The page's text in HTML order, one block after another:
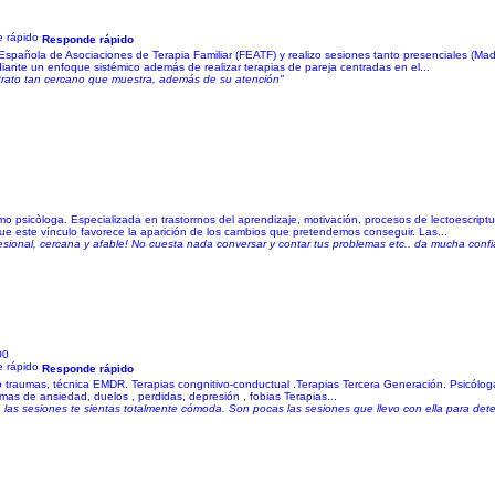
Responde rápido
de Asociaciones de Terapia Familiar (FEATF) y realizo sesiones tanto presenciales
un enfoque sistémico además de realizar terapias de pareja centradas en el...
tan cercano que muestra, además de su atención"
psicòloga. Especializada en trastorrnos del aprendizaje, motivación, procesos de
vínculo favorece la aparición de los cambios que pretendemos conseguir. Las...
cercana y afable! No cuesta nada conversar y contar tus problemas etc.. da mucha
Responde rápido
técnica EMDR. Terapias congnitivo-conductual .Terapias Tercera Generación.
de ansiedad, duelos , perdidas, depresión , fobias Terapias...
sesiones te sientas totalmente cómoda. Son pocas las sesiones que llevo con ella para